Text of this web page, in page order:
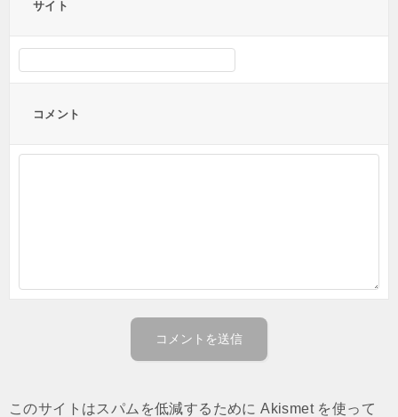
サイト
コメント
このサイトはスパムを低減するために Akismet を使って